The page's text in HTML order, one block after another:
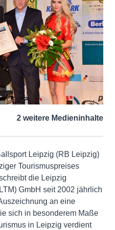
2 weitere Medieninhalte
Leipzig (RB Leipzig)
Tourismuspreises
die Leipzig
GmbH seit 2002 jährlich
an eine
sich in besonderem Maße
in Leipzig verdient